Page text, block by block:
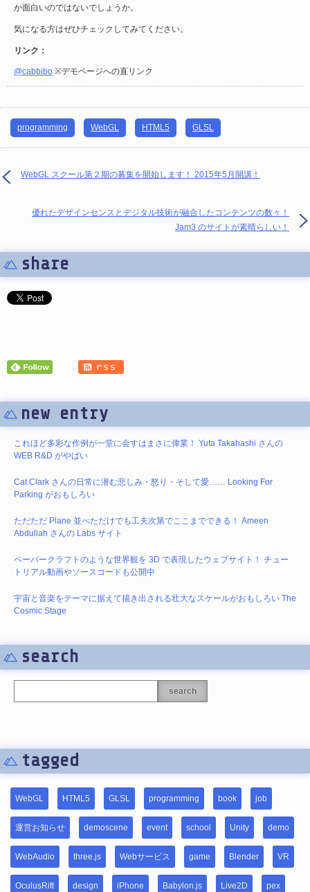
か面白いのではないでしょうか。
気になる方はぜひチェックしてみてください。
リンク：
@cabbibo ※デモページへの直リンク
programming WebGL HTML5 GLSL
WebGL スクール第２期の募集を開始します！ 2015年5月開講！
優れたデザインセンスとデジタル技術が融合したコンテンツの数々！
Jam3 のサイトが素晴らしい！
share
new entry
これほど多彩な作例が一堂に会すはまさに偉業！ Yuta Takahashi さんの
WEB R&D がやばい
Cat Clark さんの日常に潜む悲しみ・怒り・そして愛…… Looking For
Parking がおもしろい
ただただ Plane 並べただけでも工夫次第でここまでできる！ Ameen
Abdullah さんの Labs サイト
ペーパークラフトのような世界観を 3D で表現したウェブサイト！ チュー
トリアル動画やソースコードも公開中
宇宙と音楽をテーマに据えて描き出される壮大なスケールがおもしろい The
Cosmic Stage
search
search
tagged
WebGL HTML5 GLSL programming book job
運営お知らせ demoscene event school Unity demo
WebAudio three.js Webサービス game Blender VR
OculusRift design iPhone Babylon.js Live2D pex